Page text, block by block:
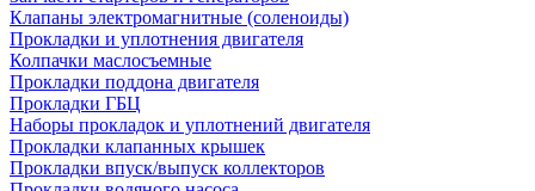
Клапаны электромагнитные (соленоиды)
Прокладки и уплотнения двигателя
Колпачки маслосъемные
Прокладки поддона двигателя
Прокладки ГБЦ
Наборы прокладок и уплотнений двигателя
Прокладки клапанных крышек
Прокладки впуск/выпуск коллекторов